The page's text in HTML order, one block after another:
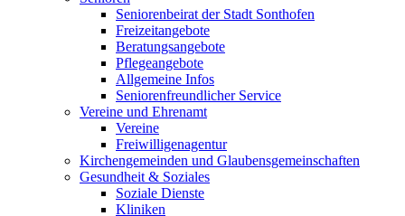
Seniorenbeirat der Stadt Sonthofen
Freizeitangebote
Beratungsangebote
Pflegeangebote
Allgemeine Infos
Seniorenfreundlicher Service
Vereine und Ehrenamt
Vereine
Freiwilligenagentur
Kirchengemeinden und Glaubensgemeinschaften
Gesundheit & Soziales
Soziale Dienste
Kliniken